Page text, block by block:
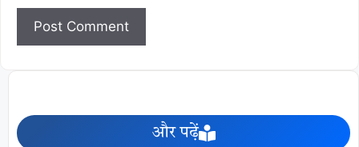
और पढ़ें